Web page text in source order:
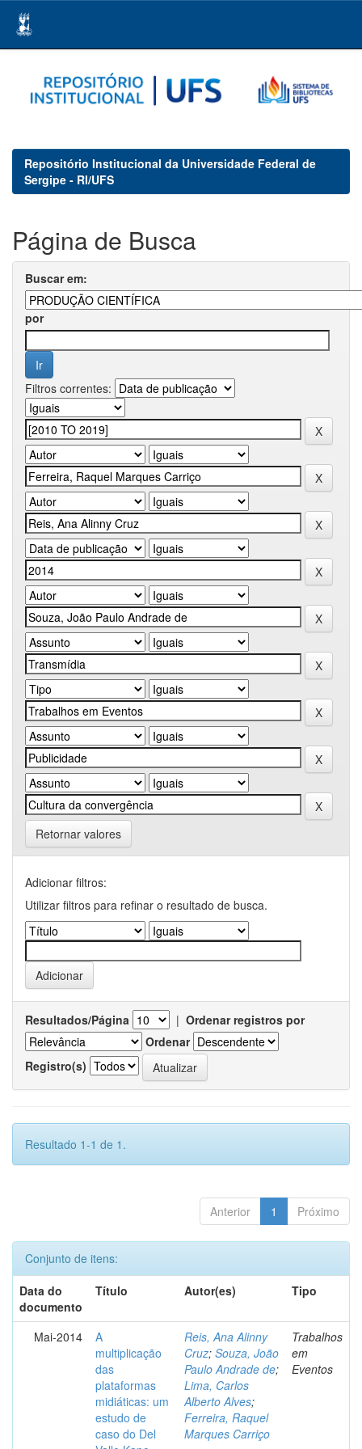
navigation
Repositório Institucional da Universidade Federal de
Sergipe - RI/UFS
Página de Busca
Buscar em:
por
Filtros correntes:
Retornar valores
Adicionar filtros:
Utilizar filtros para refinar o resultado de busca.
Resultados/Página | Ordenar registros por
Ordenar
Registro(s)
Resultado 1-1 de 1.
Anterior 1 Próximo
Conjunto de itens:
Data do
documento
Título Autor(es) Tipo
Mai-2014
A
multiplicação
das
plataformas
midiáticas: um
estudo de
caso do Del
Reis, Ana Alinny
Cruz; Souza, João
Paulo Andrade de;
Lima, Carlos
Alberto Alves;
Ferreira, Raquel
Marques Carriço
Trabalhos
em
Eventos